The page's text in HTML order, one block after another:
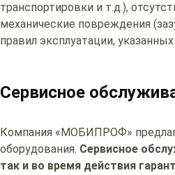
транспортировки и т.д.),
механические повреждения
правил эксплуатации,
Сервисное
Компания «МОБИПРОФ»
оборудования. Сервисное
так и во время действия